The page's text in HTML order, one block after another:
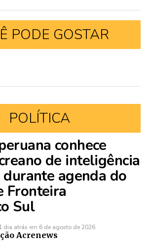
PODE GOSTAR
POLÍTICA
conhece
de inteligência
agenda do
Fronteira
Sul
1 dia atrás em 6 de agosto de 2026
Acrenews